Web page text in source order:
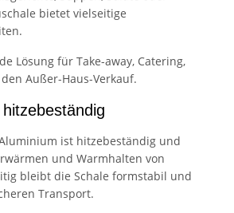
bietet vielseitige
Lösung für Take-away, Catering,
Außer-Haus-Verkauf.
ist hitzebeständig und
und Warmhalten von
bleibt die Schale formstabil und
Transport.